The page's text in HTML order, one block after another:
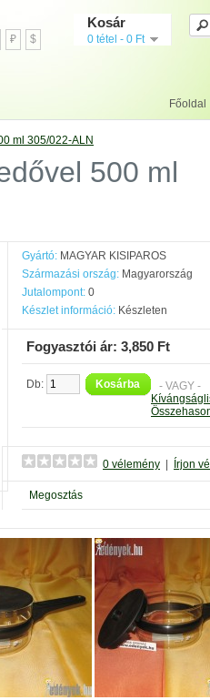
₽ $
Kosár
0 tétel - 0 Ft
Főoldal
ml 305/022-ALN
500 ml
Gyártó: MAGYAR KISIPAROS
Származási ország: Magyarország
Jutalompont: 0
Készlet információ: Készleten
Fogyasztói ár: 3,850 Ft
Db: Kosárba
- VAGY -
0 vélemény Írjon
Megosztás